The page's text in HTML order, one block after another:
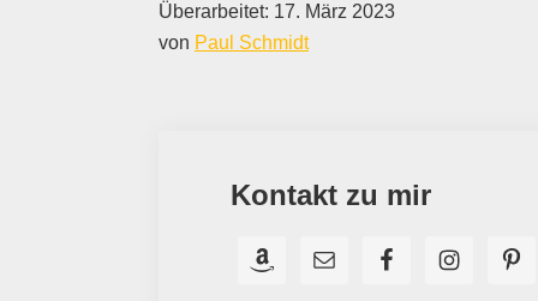
Überarbeitet: 17. März 2023
von Paul Schmidt
Kontakt zu mir